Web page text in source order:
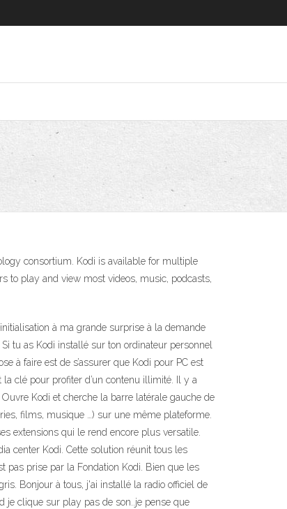
consortium. Kodi is available for multiple
to play and view most videos, music, podcasts,
à ma grande surprise à la demande
tu as Kodi installé sur ton ordinateur personnel
à faire est de s’assurer que Kodi pour PC est
clé pour profiter d’un contenu illimité. Il y a
Kodi et cherche la barre latérale gauche de
films, musique …) sur une même plateforme.
extensions qui le rend encore plus versatile.
center Kodi. Cette solution réunit tous les
pas prise par la Fondation Kodi. Bien que les
Bonjour à tous, j'ai installé la radio officiel de
je clique sur play pas de son..je pense que